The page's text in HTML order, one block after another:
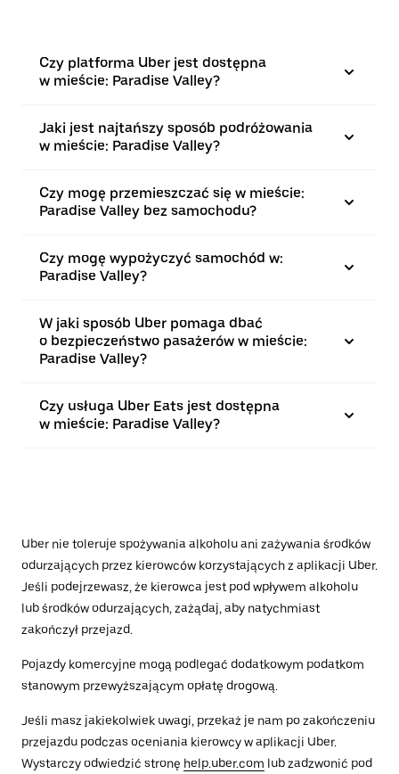
Czy platforma Uber jest dostępna
w mieście: Paradise Valley?
Jaki jest najtańszy sposób podróżowania
w mieście: Paradise Valley?
Czy mogę przemieszczać się w mieście:
Paradise Valley bez samochodu?
Czy mogę wypożyczyć samochód w:
Paradise Valley?
W jaki sposób Uber pomaga dbać
o bezpieczeństwo pasażerów w mieście:
Paradise Valley?
Czy usługa Uber Eats jest dostępna
w mieście: Paradise Valley?
Uber nie toleruje spożywania alkoholu ani zażywania środków
odurzających przez kierowców korzystających z aplikacji Uber.
Jeśli podejrzewasz, że kierowca jest pod wpływem alkoholu
lub środków odurzających, zażądaj, aby natychmiast
zakończył przejazd.
Pojazdy komercyjne mogą podlegać dodatkowym podatkom
stanowym przewyższającym opłatę drogową.
Jeśli masz jakiekolwiek uwagi, przekaż je nam po zakończeniu
przejazdu podczas oceniania kierowcy w aplikacji Uber.
Wystarczy odwiedzić stronę help.uber.com lub zadzwonić pod